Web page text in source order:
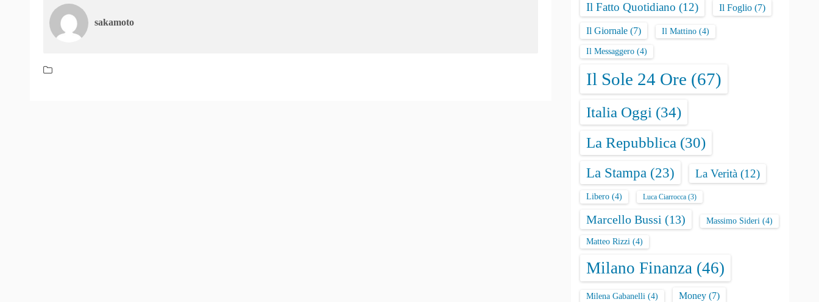
sakamoto
Il Fatto Quotidiano (12) Il Foglio (7)
Il Giornale (7) Il Mattino (4)
Il Messaggero (4)
Il Sole 24 Ore (67)
Italia Oggi (34)
La Repubblica (30)
La Stampa (23) La Verità (12)
Libero (4) Luca Ciarrocca (3)
Marcello Bussi (13) Massimo Sideri (4)
Matteo Rizzi (4)
Milano Finanza (46)
Milena Gabanelli (4) Money (7)